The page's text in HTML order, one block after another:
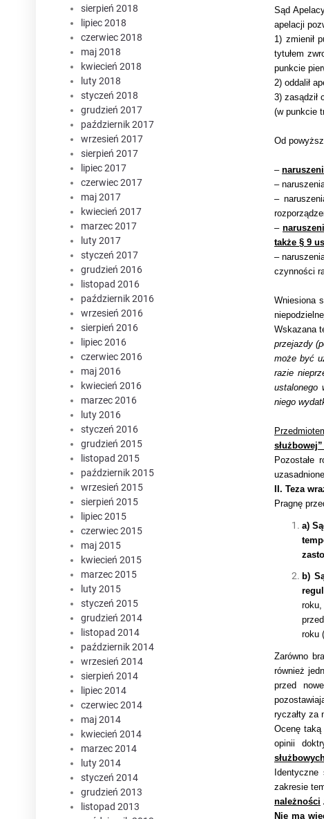
Sąd
apelacji
1) zmienił
tytułem
punkcie
2) oddalił
3) zasądził
(w punkcie
Od
–
–
–
–
także § 9
–
czynności
Wniesiona
Wskazana
przejazdy
może być
razie
ustalonego
niego
służbowej”
Pozostałe
II. Teza
Pragnę
a)
b)
roku
Zarówno
również
przed
ryczałty za
Ocenę taką
opinii
zakresie
należności
Nie ma
sierpień 2018
lipiec 2018
czerwiec 2018
maj 2018
kwiecień 2018
luty 2018
styczeń 2018
grudzień 2017
październik 2017
wrzesień 2017
sierpień 2017
lipiec 2017
czerwiec 2017
maj 2017
kwiecień 2017
marzec 2017
luty 2017
styczeń 2017
grudzień 2016
listopad 2016
październik 2016
wrzesień 2016
sierpień 2016
lipiec 2016
czerwiec 2016
maj 2016
kwiecień 2016
marzec 2016
luty 2016
styczeń 2016
grudzień 2015
listopad 2015
październik 2015
wrzesień 2015
sierpień 2015
lipiec 2015
czerwiec 2015
maj 2015
kwiecień 2015
marzec 2015
luty 2015
styczeń 2015
grudzień 2014
listopad 2014
październik 2014
wrzesień 2014
sierpień 2014
lipiec 2014
czerwiec 2014
maj 2014
kwiecień 2014
marzec 2014
luty 2014
styczeń 2014
grudzień 2013
listopad 2013